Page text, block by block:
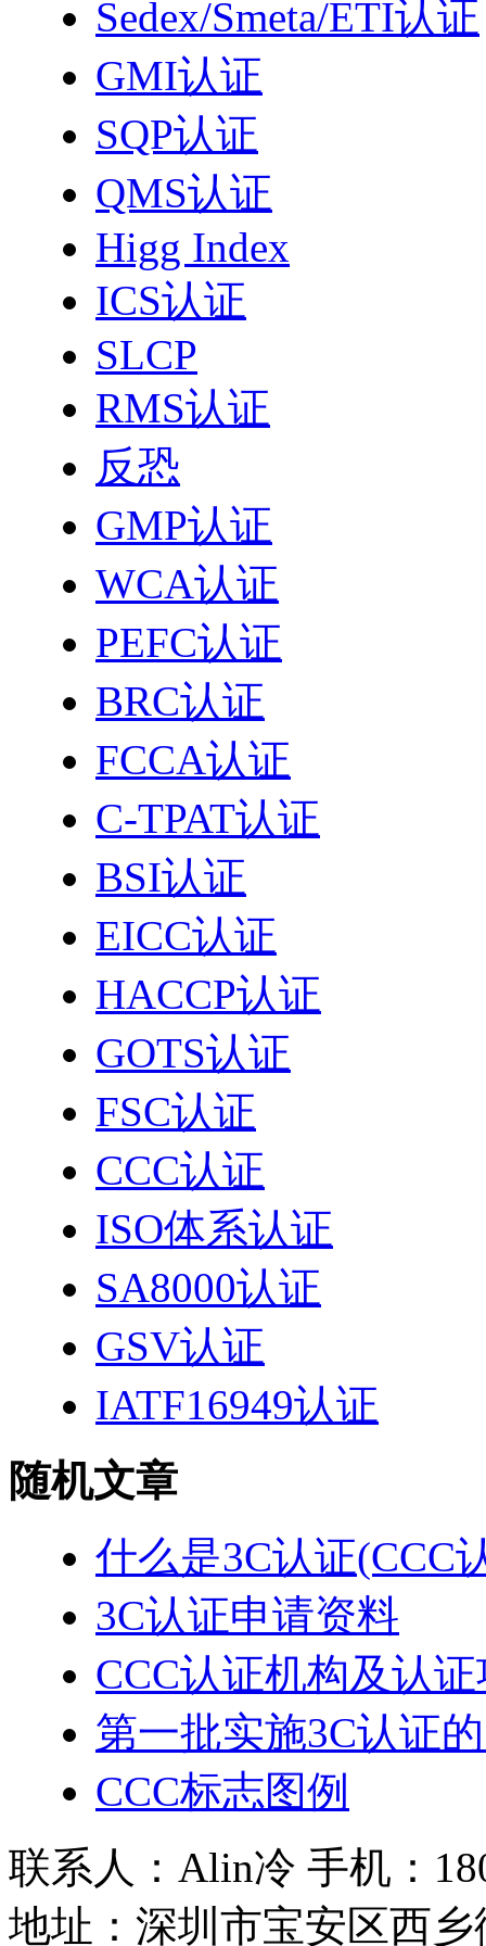
Sedex/Smeta/ETI认证
GMI认证
SQP认证
QMS认证
Higg Index
ICS认证
SLCP
RMS认证
反恐
GMP认证
WCA认证
PEFC认证
BRC认证
FCCA认证
C-TPAT认证
BSI认证
EICC认证
HACCP认证
GOTS认证
FSC认证
CCC认证
ISO体系认证
SA8000认证
GSV认证
IATF16949认证
随机文章
什么是3C认证(CCC
3C认证申请资料
CCC认证机构及认
第一批实施3C认证
CCC标志图例
联系人：Alin冷 手机：
地址：深圳市宝安区西